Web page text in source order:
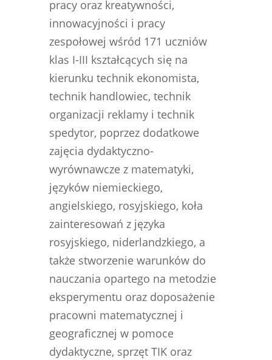
pracy oraz kreatywności,
innowacyjności i pracy
zespołowej wśród 171 uczniów
klas I-III kształcących się na
kierunku technik ekonomista,
technik handlowiec, technik
organizacji reklamy i technik
spedytor, poprzez dodatkowe
zajęcia dydaktyczno-
wyrównawcze z matematyki,
języków niemieckiego,
angielskiego, rosyjskiego, koła
zainteresowań z języka
rosyjskiego, niderlandzkiego, a
także stworzenie warunków do
nauczania opartego na metodzie
eksperymentu oraz doposażenie
pracowni matematycznej i
geograficznej w pomoce
dydaktyczne, sprzęt TIK oraz